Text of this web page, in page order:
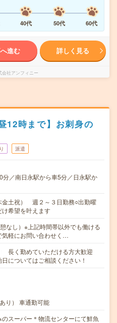
40代 50代 60代
進む 詳しく見る
会社アンフィニー
12時まで】お刺身の
派遣
分／南日永駅から車5分／日永駅か
金土祝） 週２～３日勤務○出勤曜
け希望を叶えます
なし）※上記時間帯以外でも働ける
気軽にお問い合わせく…
長く勤めていただける方大歓迎
についてはご相談ください！
り） 車通勤可能
スーパー＊物流センターにて鮮魚